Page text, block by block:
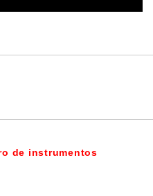
de instrumentos